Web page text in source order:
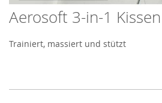
Skip
to
the
beginning
images
Aerosoft 3-in-1 Kissen
Trainiert, massiert und stützt